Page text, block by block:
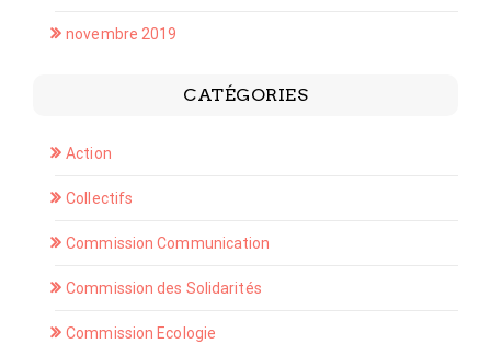
novembre 2019
CATÉGORIES
Action
Collectifs
Commission Communication
Commission des Solidarités
Commission Ecologie